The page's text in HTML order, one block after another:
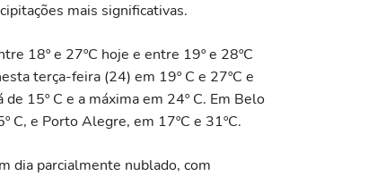
mais significativas.
18º e 27ºC hoje e entre 19º e 28ºC
terça-feira (24) em 19º C e 27ºC e
15º C e a máxima em 24º C. Em Belo
C, e Porto Alegre, em 17ºC e 31ºC.
dia parcialmente nublado, com